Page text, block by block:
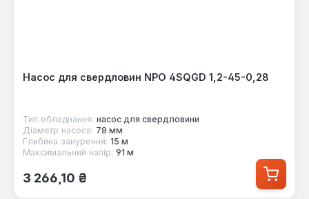
Насос для свердловин NPO 4SQGD 1,2-45-0,28
Тип обладнання: насос для свердловини
Діаметр насоса: 78 мм
Глибина занурення: 15 м
Максимальний напір: 91 м
Звичайна ціна:
3 266,10 ₴